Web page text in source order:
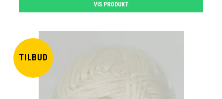
VIS PRODUKT
TILBUD